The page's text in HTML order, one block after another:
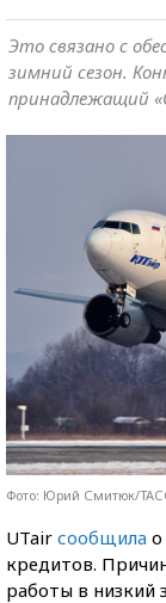
Это связано с
зимний сезон.
принадлежащий
Фото: Юрий Смитюк/
UTair сообщила о
кредитов.
работы в низкий